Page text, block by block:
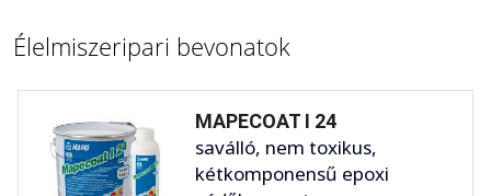
Élelmiszeripari bevonatok
MAPECOAT I 24
saválló, nem toxikus,
kétkomponensű epoxi